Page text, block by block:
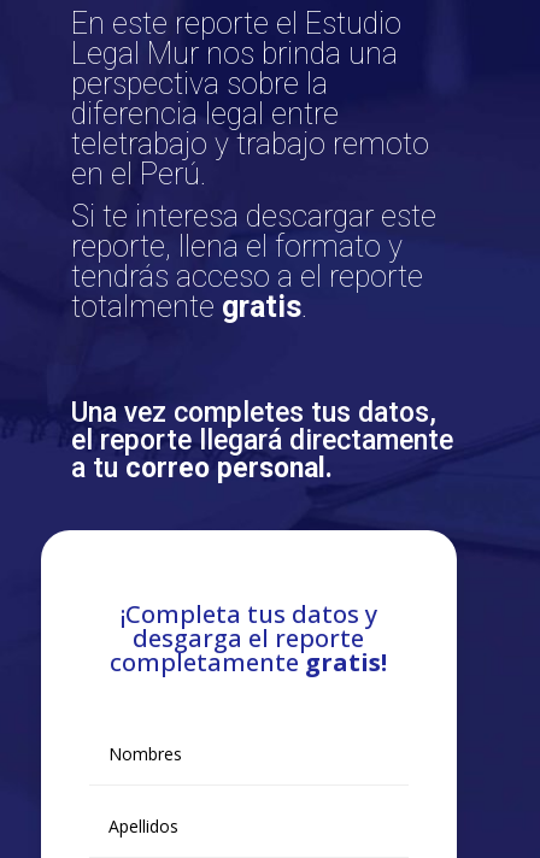
En este reporte el Estudio
Legal Mur nos brinda una
perspectiva sobre la
diferencia legal entre
teletrabajo y trabajo remoto
en el Perú.
Si te interesa descargar este
reporte, llena el formato y
tendrás acceso a el reporte
totalmente gratis.
Una vez completes tus datos,
el reporte llegará directamente
a tu correo personal.
¡Completa tus datos y
desgarga el reporte
completamentegratis!